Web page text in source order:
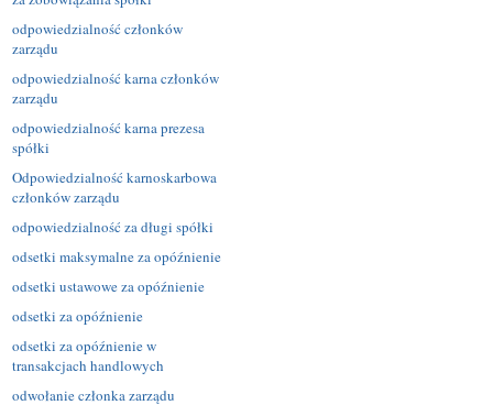
odpowiedzialność członków
zarządu
odpowiedzialność karna członków
zarządu
odpowiedzialność karna prezesa
spółki
Odpowiedzialność karnoskarbowa
członków zarządu
odpowiedzialność za długi spółki
odsetki maksymalne za opóźnienie
odsetki ustawowe za opóźnienie
odsetki za opóźnienie
odsetki za opóźnienie w
transakcjach handlowych
odwołanie członka zarządu